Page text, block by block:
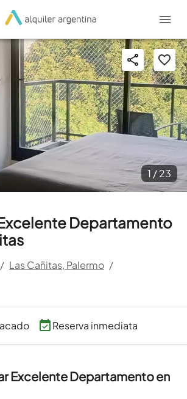
Departamento
/ Las Cañitas, Palermo /
1 /23
Reserva inmediata
Excelente Departamento en